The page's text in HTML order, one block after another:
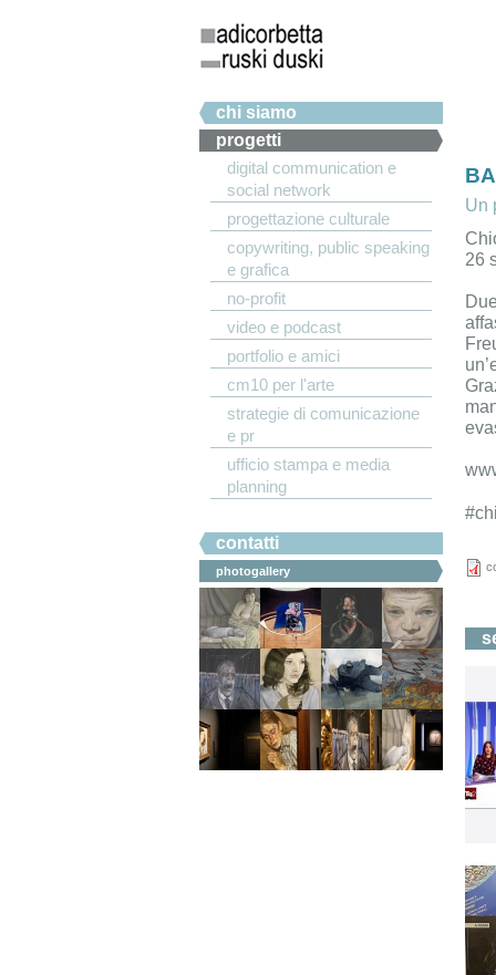
Un
26
Menu principale
chi siamo
progetti
digital communication e
social network
progettazione culturale
copywriting, public speaking
e grafica
no-profit
video e podcast
portfolio e amici
cm10 per l'arte
strategie di comunicazione
e pr
ufficio stampa e media
planning
contatti
photogallery